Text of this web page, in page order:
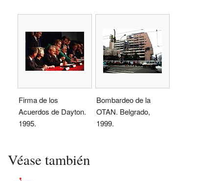
Firma de los
Acuerdos de Dayton.
1995.
Bombardeo de la
OTAN. Belgrado,
1999.
Véase también